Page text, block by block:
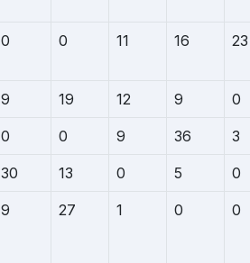
0 0 11 16 23
9 19 12 9 0
0 0 9 36 3
30 13 0 5 0
9 27 1 0 0